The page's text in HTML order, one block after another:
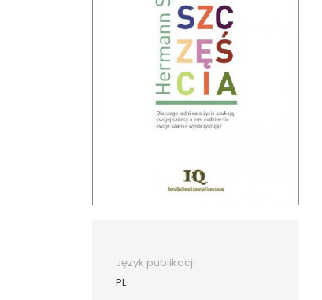
Język publikacji
PL